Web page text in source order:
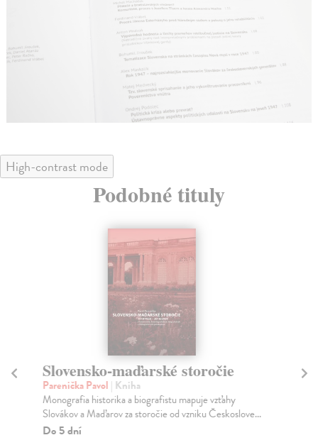
High-contrast mode
Podobné tituly
Slovensko-maďarské storočie
Parenička Pavol | Kniha
Monografia historika a biografistu mapuje vzťahy
Slovákov a Maďarov za storočie od vzniku Českoslove...
Do 5 dní